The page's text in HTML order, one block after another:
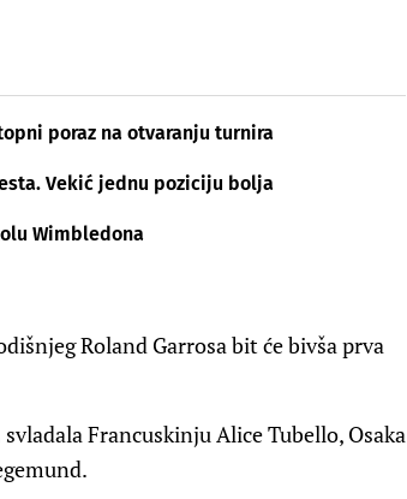
poraz na otvaranju turnira
Vekić jednu poziciju bolja
Wimbledona
Roland Garrosa bit će bivša prva
Francuskinju Alice Tubello, Osaka